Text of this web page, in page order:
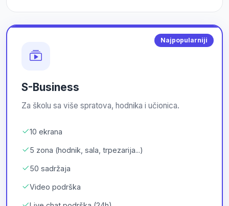
Najpopularniji
S-Business
Za školu sa više spratova, hodnika i učionica.
10 ekrana
5 zona (hodnik, sala, trpezarija...)
50 sadržaja
Video podrška